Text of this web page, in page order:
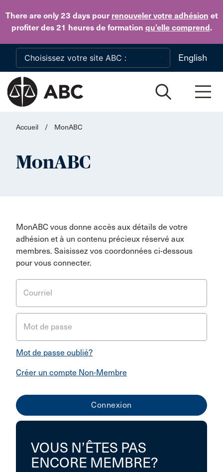
There are only 23 dayspour renouveler votre adhésion et
profiter des 21 heures de formation qu’elle comprend.
Skip to main content
English
Accueil / MonABC
MonABC
MonABC vous donne accès aux détails de votre
adhésion et à un contenu précieux réservé aux
membres. Saisissez vos coordonnées ci-dessous
pour vous connecter.
Courriel
Mot de passe
Mot de passe oublié?
Créer un compte Non-Membre
VOUS N’ÊTES PAS
ENCORE MEMBRE?